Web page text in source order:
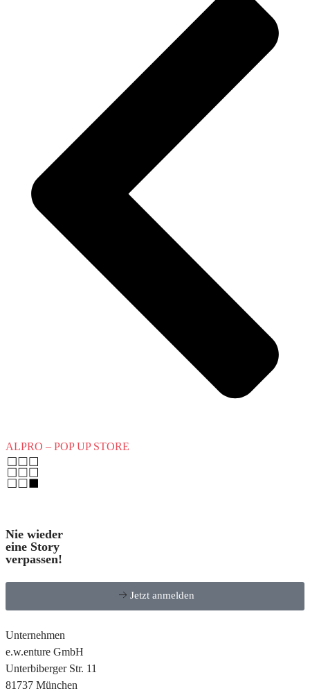
ALPRO – POP UP STORE
Nie wieder
eine Story
verpassen!
Jetzt anmelden
Unternehmen
e.w.enture GmbH
Unterbiberger Str. 11
81737 München